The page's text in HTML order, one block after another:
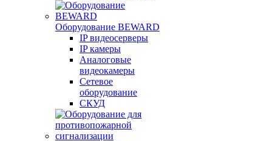
Оборудование BEWARD
IP видеосерверы
IP камеры
Аналоговые
видеокамеры
Сетевое
оборудование
СКУД